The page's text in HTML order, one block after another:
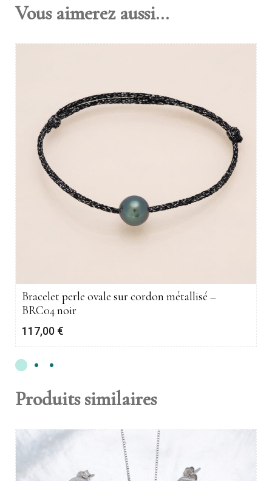
Vous aimerez aussi...
Bracelet perle ovale sur cordon métallisé –
BRC04 noir
117,00 €
Produits similaires